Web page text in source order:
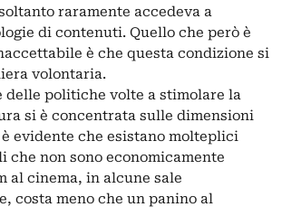
raramente accedeva a
di contenuti. Quello che però è
è che questa condizione si
volontaria.
delle politiche volte a stimolare la
si è concentrata sulle dimensioni
evidente che esistano molteplici
che non sono economicamente
al cinema, in alcune sale
costa meno che un panino al